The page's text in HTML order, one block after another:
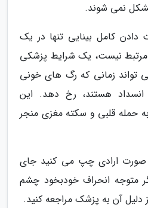
نمی شوند.
کامل بینایی تنها در یک
نیست، یک شرایط پزشکی
زمانی که رگ های خونی
هستند، رخ دهد. این
حمله قلبی و سکته مغزی منجر
صورت ارادی چپ می کنید جای
متوجه انحراف خودبخود چشم
دلیل آن به پزشک مراجعه کنید.